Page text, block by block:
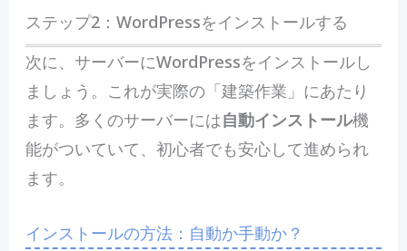
ステップ2：WordPressをインストールする
次に、サーバーにWordPressをインストールし
ましょう。これが実際の「建築作業」にあたり
ます。多くのサーバーには自動インストール機
能がついていて、初心者でも安心して進められ
ます。
インストールの方法：自動か手動か？